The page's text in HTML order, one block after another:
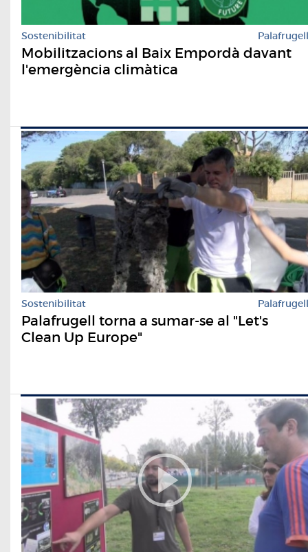
Sostenibilitat Palafrugell
Mobilitzacions al Baix Empordà davant
l'emergència climàtica
Sostenibilitat Palafrugell
Palafrugell torna a sumar-se al "Let's
Clean Up Europe"